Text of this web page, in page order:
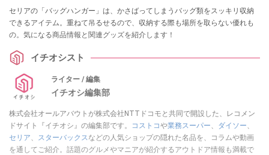
セリアの「バッグハンガー」は、かさばってしまうバッグ類をスッキリ収納
できるアイテム。重ねて吊るせるので、収納する際も場所を取らない優れも
の。気になる商品情報と関連グッズを紹介します！
イチオシスト
ライター / 編集
イチオシ編集部
株式会社オールアバウトが株式会社NTTドコモと共同で開設した、レコメン
ドサイト『イチオシ』の編集部です。
コストコや業務スーパー、 ダイソー、
セリア、 スターバックスなどの人気ショップの隠れた名品を、コラムや動画
を通してご紹介。話題のグルメやマニアが紹介するアウトドア情報も満載で